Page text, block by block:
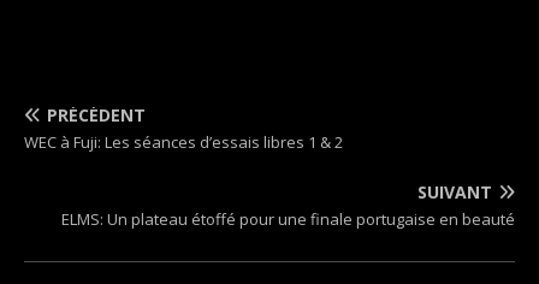
PRÉCÉDENT
WEC à Fuji: Les séances d’essais libres 1 & 2
SUIVANT
ELMS: Un plateau étoffé pour une finale portugaise en beauté